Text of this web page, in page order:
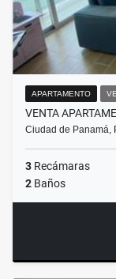
APARTAMENTO
VENTA
Ciudad de Panamá,
3 Recámaras
2 Baños